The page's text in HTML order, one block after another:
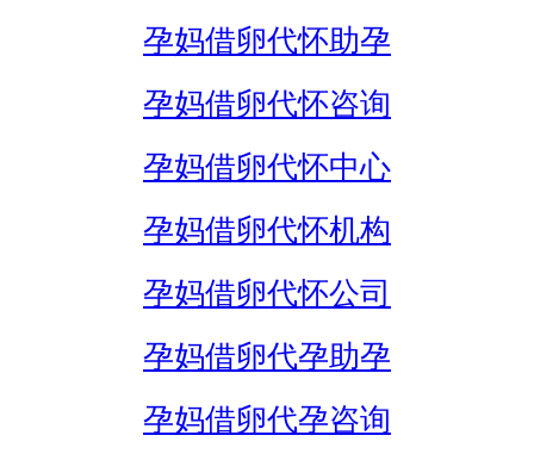
孕妈借卵代怀助孕
孕妈借卵代怀咨询
孕妈借卵代怀中心
孕妈借卵代怀机构
孕妈借卵代怀公司
孕妈借卵代孕助孕
孕妈借卵代孕咨询